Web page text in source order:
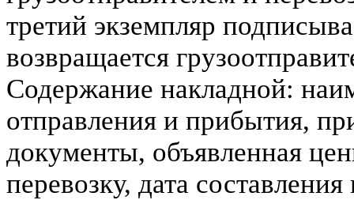
третий экземпляр
возвращается
Содержание накладной:
отправления и прибытия,
документы, объявленная
перевозку, дата